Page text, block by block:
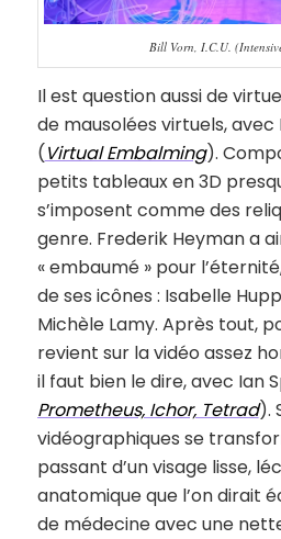
Bill Vorn, I.C.U.
Il est question aussi de
de mausolées virtuels,
(Virtual Embalming).
petits tableaux en 3D
s’imposent comme des
genre. Frederik Heyman a
« embaumé » pour
de ses icônes : Isabelle
Michèle Lamy. Après tout,
revient sur la vidéo assez
il faut bien le dire, avec Ian
Prometheus, Ichor, Tetrad).
vidéographiques se
passant d’un visage lisse,
anatomique que l’on dirait
de médecine avec une